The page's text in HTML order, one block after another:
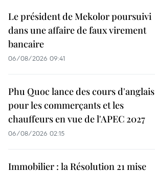
Le président de Mekolor poursuivi
dans une affaire de faux virement
bancaire
06/08/2026 09:41
Phu Quoc lance des cours d'anglais
pour les commerçants et les
chauffeurs en vue de l'APEC 2027
06/08/2026 02:15
Immobilier : la Résolution 21 mise